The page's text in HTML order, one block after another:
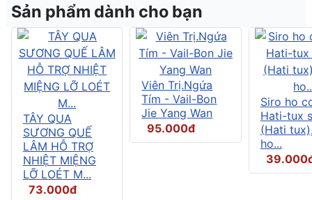
Sản phẩm dành cho bạn
TÂY QUA
SƯƠNG QUẾ
LÂM HỖ TRỢ
NHIỆT MIỆNG
LỠ LOÉT M...
73.000đ
Viên Trị.Ngứa
Tím - Vail-Bon
Jie Yang Wan
95.000đ
Siro ho
Hati-tux
(Hati
ho...